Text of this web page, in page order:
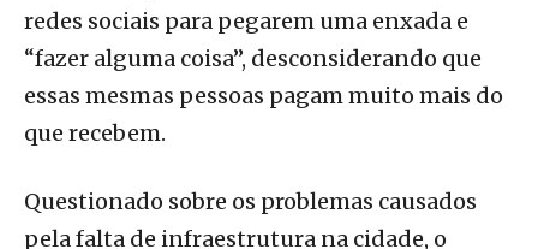
redes sociais para pegarem uma enxada e
“fazer alguma coisa”, desconsiderando que
essas mesmas pessoas pagam muito mais do
que recebem.
Questionado sobre os problemas causados
pela falta de infraestrutura na cidade, o